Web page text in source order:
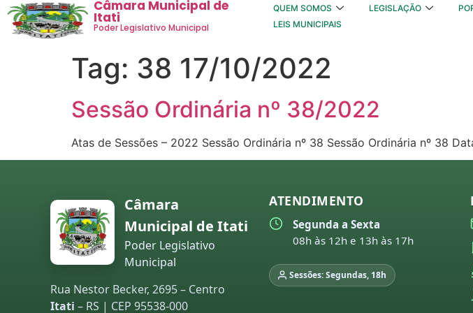
Câmara Municipal de
Itati
Poder Legislativo Municipal
QUEM SOMOS LEGISLAÇÃO
LEIS MUNICIPAIS
Tag: 38 17/10/2022
Sessão Ordinária nº 38/2022
Atas de Sessões – 2022 Sessão Ordinária nº 38 Sessão Ordinária nº 38
Câmara
Municipal de Itati
Poder Legislativo
Municipal
Rua Nestor Becker, 2695 – Centro
Itati – RS | CEP 95538-000
ATENDIMENTO
Segunda a Sexta
08h às 12h e 13h às 17h
Sessões: Segundas, 18h